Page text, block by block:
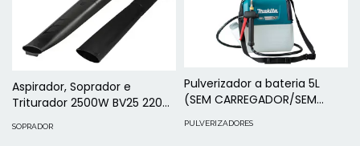
Aspirador, Soprador e
Triturador 2500W BV25 220V
SOPRADOR
Pulverizador a bateria 5L
(SEM CARREGADOR/SEM
PULVERIZADORES